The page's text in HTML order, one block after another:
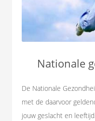
Nationale
De Nationale
met de daarvoor
jouw geslacht en leeftijd.